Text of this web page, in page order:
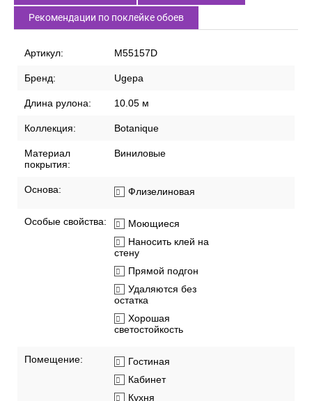
Рекомендации по поклейке обоев
Артикул: M55157D
Бренд: Ugepa
Длина рулона: 10.05 м
Коллекция: Botanique
Материал
покрытия:
Виниловые
Основа: Флизелиновая
Особые свойства:
Моющиеся
Наносить клей на
стену
Прямой подгон
Удаляются без
остатка
Хорошая
светостойкость
Помещение:
Гостиная
Кабинет
Кухня